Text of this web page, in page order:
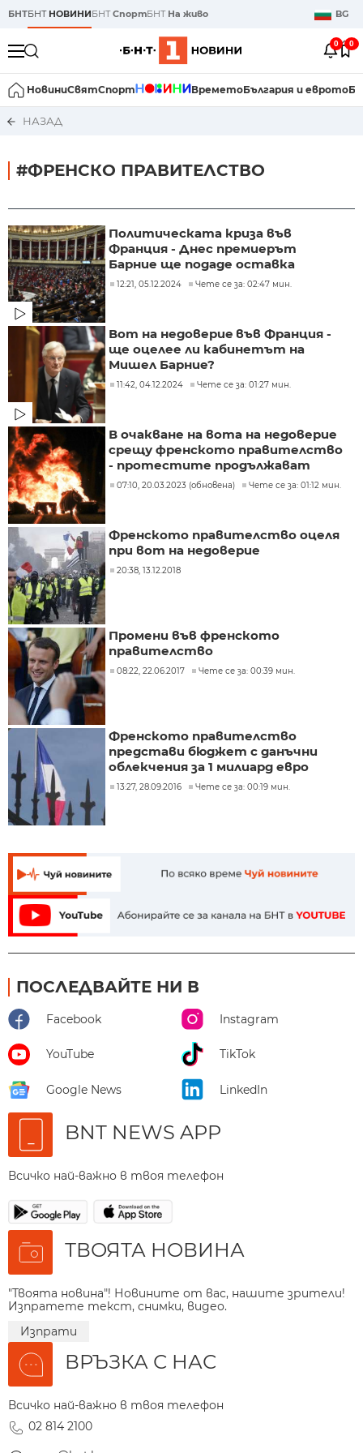
БНТБНТ НОВИНИБНТСпортБНТ На живо BG
0 0
НовиниСвятСпорт ВреметоБългария и еврото
НАЗАД
#ФРЕНСКО ПРАВИТЕЛСТВО
Политическата криза във
Франция - Днес премиерът
Барние ще подаде оставка
12:21, 05.12.2024 Чете се за: 02:47 мин.
Вот на недовериe във Франция -
ще оцелее ли кабинетът на
Мишел Барние?
11:42, 04.12.2024 Чете се за: 01:27 мин.
В очакване на вота на недоверие
срещу френското правителство
- протестите продължават
07:10, 20.03.2023 (обновена) Чете се за: 01:12 мин.
​Френското правителство оцеля
при вот на недоверие
20:38, 13.12.2018
Промени във френското
правителство
08:22, 22.06.2017 Чете се за: 00:39 мин.
Френското правителство
представи бюджет с данъчни
облекчения за 1 милиард евро
13:27, 28.09.2016 Чете се за: 00:19 мин.
ПОСЛЕДВАЙТЕ НИ В
Facebook Instagram
YouTube TikTok
Google News LinkedIn
BNT NEWS APP
Всичко най-важно в твоя телефон
ТВОЯТА НОВИНА
"Твоята новина"! Новините от вас, нашите зрители!
Изпратете текст, снимки, видео.
Изпрати
ВРЪЗКА С НАС
Всичко най-важно в твоя телефон
02 814 2100